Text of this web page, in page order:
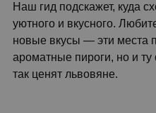
Наш гид подскажет, куда
уютного и вкусного.
новые вкусы — эти места
ароматные пироги, но и
так ценят львовяне.